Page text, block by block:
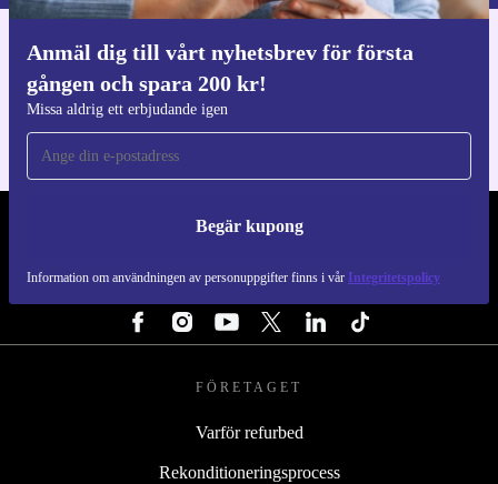
Anmäl dig till vårt nyhetsbrev för första
gången och spara 200 kr!
Missa aldrig ett erbjudande igen
Begär kupong
Information om användningen av personuppgifter finns i vår Integritetspolicy
Ladda ner refurbed appen
För iOS och Android
REFURBED SVERIGE - RETHINK NEW.
FÖLJ OSS
FÖRETAGET
Varför refurbed
Rekonditioneringsprocess